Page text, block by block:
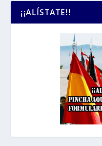
¡¡ALÍSTATE!!